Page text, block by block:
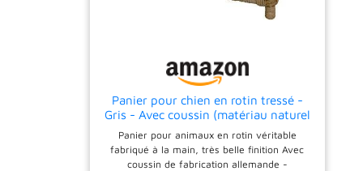
Panier pour chien en rotin tressé -
Gris - Avec coussin (matériau naturel
Panier pour animaux en rotin véritable
fabriqué à la main, très belle finition Avec
coussin de fabrication allemande -